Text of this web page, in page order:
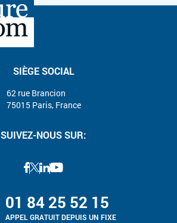
SIÈGE SOCIAL
62 rue Brancion
75015 Paris, France
SUIVEZ-NOUS SUR:
01 84 25 52 15
APPEL GRATUIT DEPUIS UN FIXE